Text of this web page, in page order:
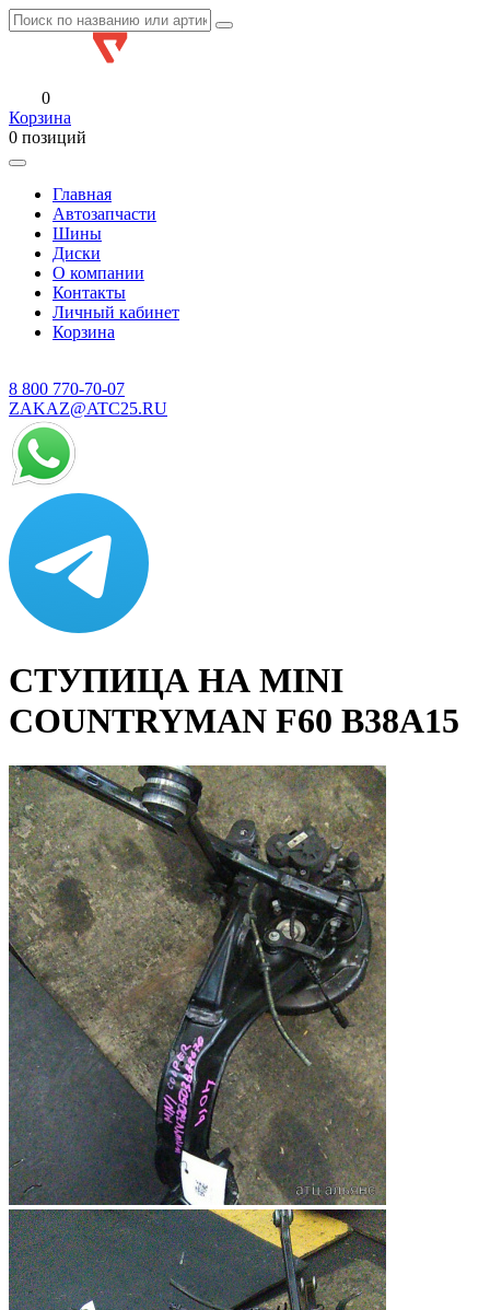
0
Корзина
0 позиций
Главная
Автозапчасти
Шины
Диски
О компании
Контакты
Личный кабинет
Корзина
8 800 770-70-07
ZAKAZ@ATC25.RU
СТУПИЦА НА MINI
COUNTRYMAN F60 B38A15